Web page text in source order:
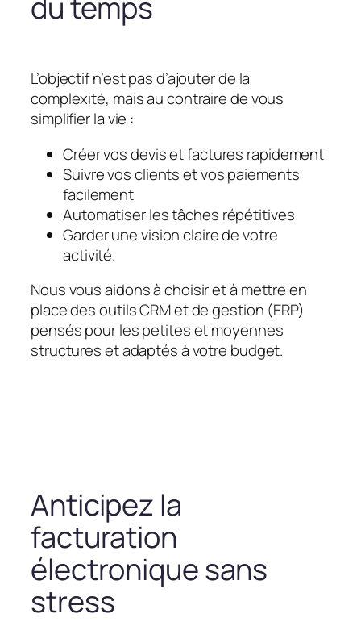
du temps
L’objectif n’est pas d’ajouter de la
complexité, mais au contraire de vous
simplifier la vie :
Créer vos devis et factures rapidement
Suivre vos clients et vos paiements
facilement
Automatiser les tâches répétitives
Garder une vision claire de votre
activité.
Nous vous aidons à choisir et à mettre en
place des outils CRM et de gestion (ERP)
pensés pour les petites et moyennes
structures et adaptés à votre budget.
Anticipez la
facturation
électronique sans
stress